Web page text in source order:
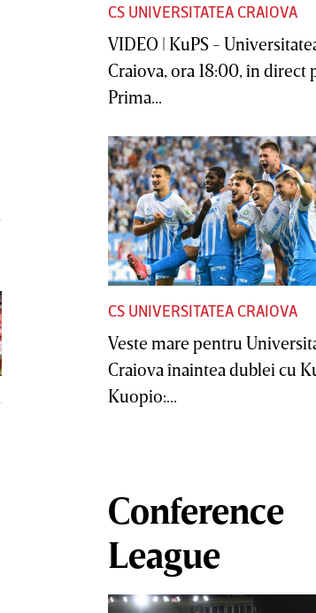
Bomba verii în SuperLiga! După
Gnahore, încă un titular de la
Dinamo ar putea semna cu FCSB:
"Cine ştie"
CS UNIVERSITATEA CRAIOVA
VIDEO | KuPS -
Craiova, ora 18:00, în direct
Prima...
CS UNIVERSITATEA CRAIOVA
Veste mare pentru
Craiova înaintea dublei cu
Kuopio:...
Conference
League